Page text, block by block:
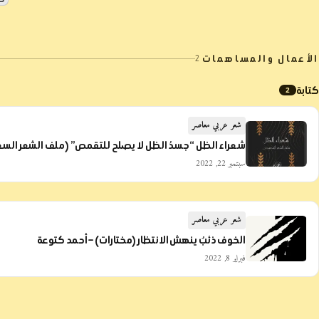
الأعمال والمساهمات 2
كتابة 2
شعر عربي معاصر
شعراء الظل “جسدُ الظل لا يصلح للتقمص” (ملف الشعر
سبتمبر 22, 2022
شعر عربي معاصر
الخوف ذئبٌ ينهش الانتظار (مختارات) – أحمد كتوعة
فبراير 8, 2022